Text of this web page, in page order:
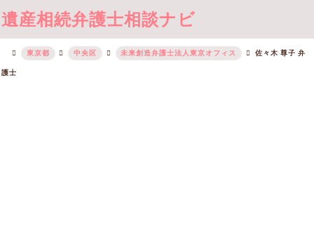
遺産相続弁護士相談ナビ
東京都 中央区 未来創造弁護士法人東京オフィス 佐々木 尊子 弁
護士